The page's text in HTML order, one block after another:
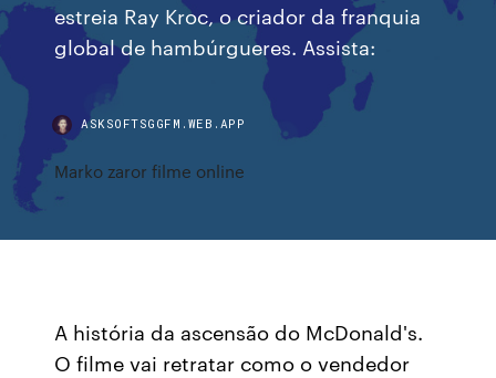
estreia Ray Kroc, o criador da franquia
global de hambúrgueres. Assista:
ASKSOFTSGGFM.WEB.APP
Marko zaror filme online
A história da ascensão do McDonald's.
O filme vai retratar como o vendedor